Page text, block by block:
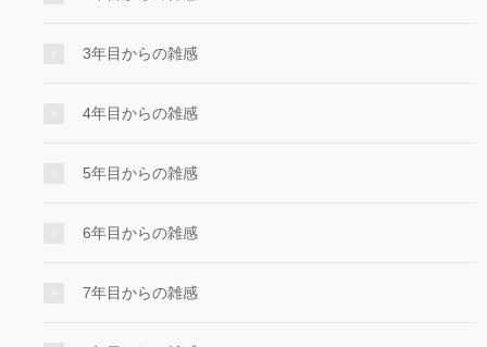
3年目からの雑感
4年目からの雑感
5年目からの雑感
6年目からの雑感
7年目からの雑感